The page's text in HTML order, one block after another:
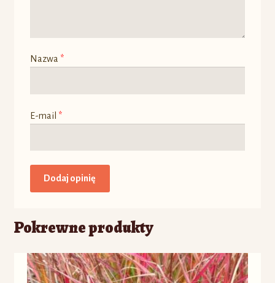
Nazwa *
E-mail *
Pokrewne produkty